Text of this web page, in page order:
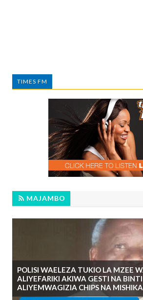
TIMES FM
MAJAMBO
POLISI WAELEZA TUKIO LA MZEE
ALIYEFARIKI AKIWA GESTI NA
ALIYEMWAGIZIA CHIPS NA